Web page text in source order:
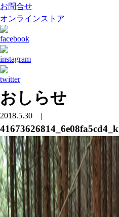
お問合せ
オンラインストア
おしらせ
2018.5.30 |
41673626814_6e08fa5cd4_k